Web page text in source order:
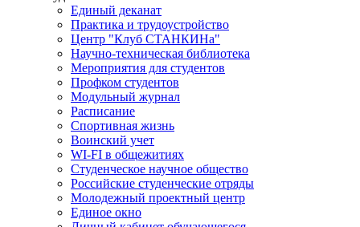
Единый деканат
Практика и трудоустройство
Центр "Клуб СТАНКИНа"
Научно-техническая библиотека
Мероприятия для студентов
Профком студентов
Модульный журнал
Расписание
Спортивная жизнь
Воинский учет
WI-FI в общежитиях
Студенческое научное общество
Российские студенческие отряды
Молодежный проектный центр
Единое окно